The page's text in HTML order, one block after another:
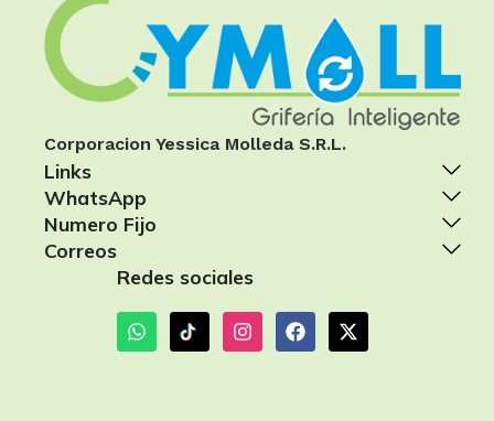
Corporacion Yessica Molleda S.R.L.
Links
WhatsApp
Numero Fijo
Correos
Redes sociales